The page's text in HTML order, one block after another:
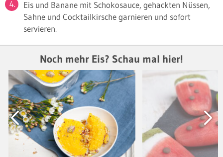
Eis und Banane mit Schokosauce, gehackten Nüssen,
Sahne und Cocktailkirsche garnieren und sofort
servieren.
Noch mehr Eis? Schau mal hier!
Previous Next